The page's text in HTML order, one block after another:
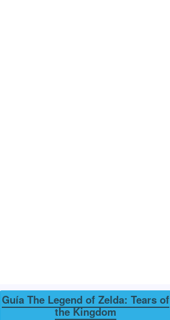
Guía The Legend of Zelda: Tears of
the Kingdom